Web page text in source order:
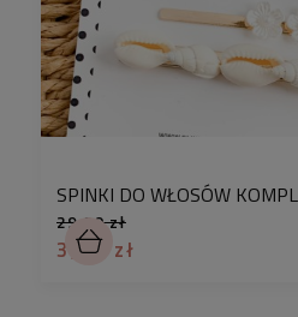
SPINKI DO WŁOSÓW
29,90 zł
3,90 zł